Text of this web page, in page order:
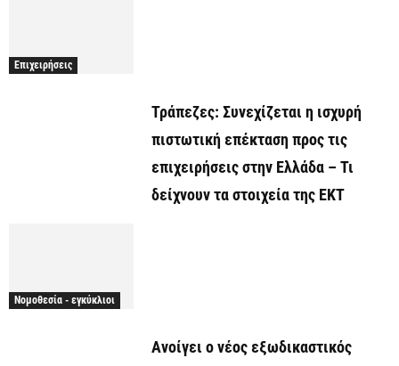
Επιχειρήσεις
Τράπεζες: Συνεχίζεται η ισχυρή
πιστωτική επέκταση προς τις
επιχειρήσεις στην Ελλάδα – Τι
δείχνουν τα στοιχεία της ΕΚΤ
Νομοθεσία - εγκύκλιοι
Ανοίγει ο νέος εξωδικαστικός